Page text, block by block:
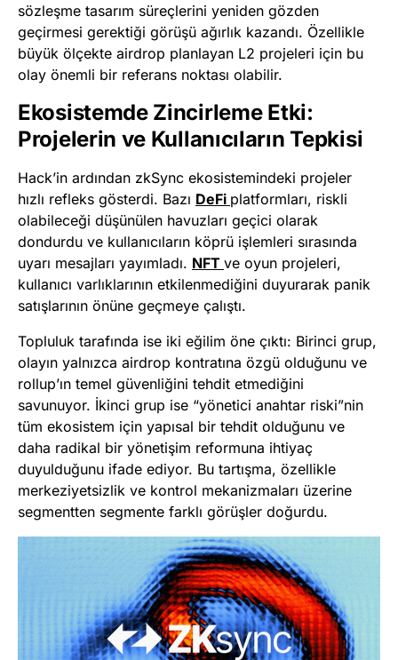
sözleşme tasarım süreçlerini yeniden gözden
geçirmesi gerektiği görüşü ağırlık kazandı. Özellikle
büyük ölçekte airdrop planlayan L2 projeleri için bu
olay önemli bir referans noktası olabilir.
Ekosistemde Zincirleme Etki:
Projelerin ve Kullanıcıların Tepkisi
Hack’in ardından zkSync ekosistemindeki projeler
hızlı refleks gösterdi. Bazı DeFi platformları, riskli
olabileceği düşünülen havuzları geçici olarak
dondurdu ve kullanıcıların köprü işlemleri sırasında
uyarı mesajları yayımladı. NFT ve oyun projeleri,
kullanıcı varlıklarının etkilenmediğini duyurarak panik
satışlarının önüne geçmeye çalıştı.
Topluluk tarafında ise iki eğilim öne çıktı: Birinci grup,
olayın yalnızca airdrop kontratına özgü olduğunu ve
rollup’ın temel güvenliğini tehdit etmediğini
savunuyor. İkinci grup ise “yönetici anahtar riski”nin
tüm ekosistem için yapısal bir tehdit olduğunu ve
daha radikal bir yönetişim reformuna ihtiyaç
duyulduğunu ifade ediyor. Bu tartışma, özellikle
merkeziyetsizlik ve kontrol mekanizmaları üzerine
segmentten segmente farklı görüşler doğurdu.